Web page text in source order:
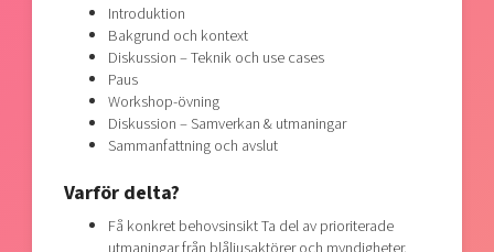
Introduktion
Bakgrund och kontext
Diskussion – Teknik och use cases
Paus
Workshop-övning
Diskussion – Samverkan & utmaningar
Sammanfattning och avslut
Varför delta?
Få konkret behovsinsikt Ta del av prioriterade